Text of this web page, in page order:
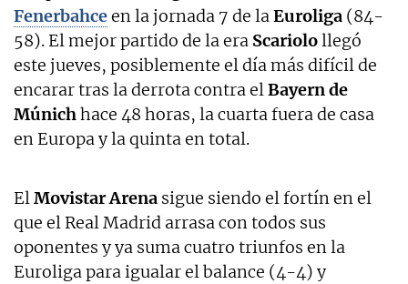
Fenerbahceen la jornada 7 de laEuroliga (84-
58). El mejor partido de la era Scariolollegó
este jueves, posiblemente el día más difícil de
encarar tras la derrota contra elBayern de
Múnichhace 48 horas, la cuarta fuera de casa
en Europa y la quinta en total.
ElMovistar Arena sigue siendo el fortín en el
que el Real Madrid arrasa con todos sus
oponentes y ya suma cuatro triunfos en la
Euroliga para igualar el balance (4-4) y